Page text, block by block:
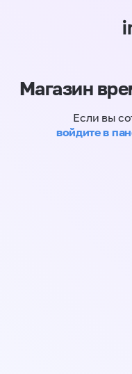
Магазин
Если вы
войдите в